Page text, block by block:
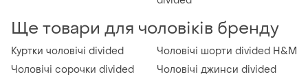
Ще товари для чоловіків бренду
Куртки чоловічі divided
Чоловічі шорти divided H&M
Чоловічі сорочки divided
Чоловічі джинси divided